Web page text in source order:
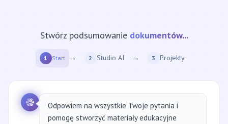
Stwórz podsumowanie strony internetowej...
1 Start → 2 Studio AI → 3 Projekty
Odpowiem na wszystkie Twoje pytania i
pomogę stworzyć materiały edukacyjne